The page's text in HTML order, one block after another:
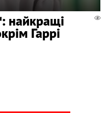
найкращі
Гаррі